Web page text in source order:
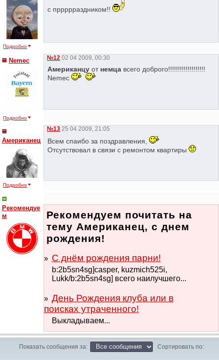
Подробно
с пррррраздником!!
Nemec
Подробно
№12 02 04 2009, 00:30
Американцу отнемца всего доброго!!!!!!!!!!!!!!!!!!!
Nemec
Американец
Подробно
№13 25 04 2009, 21:05
Всем спаибо за поздравления,
Отсутствовал в связи с ремонтом квартиры
Рекомендуе
м
Рекомендуем почитать на
тему Американец, с днем
рождения!
С днём рождения парни!
b:2b5sn4sg]casper, kuzmich525i,
Lukk/b:2b5sn4sg] всего наилучшего...
День Рождения клуба или в
поисках утраченного!
Выкладываем...
Показать сообщения за: Сортировать по: